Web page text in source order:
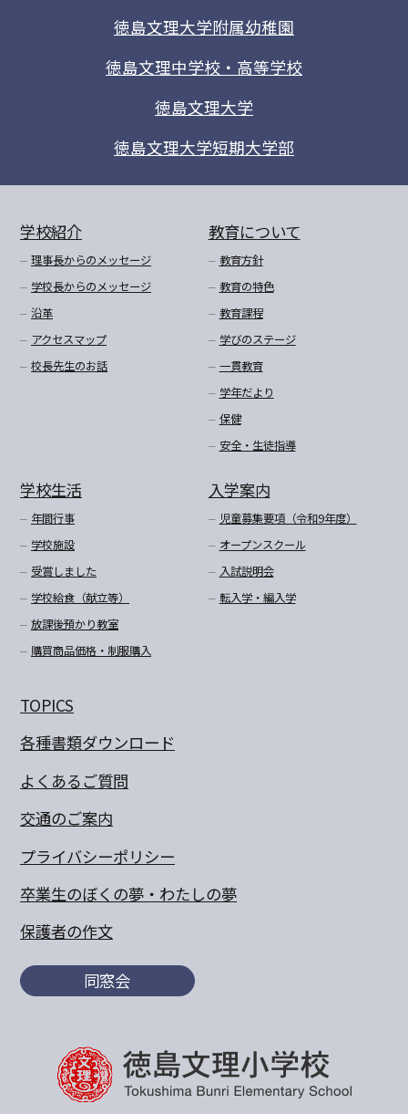
徳島文理大学附属幼稚園
徳島文理中学校・高等学校
徳島文理大学
徳島文理大学短期大学部
学校紹介
理事長からのメッセージ
学校長からのメッセージ
沿革
アクセスマップ
校長先生のお話
教育について
教育方針
教育の特色
教育課程
学びのステージ
一貫教育
学年だより
保健
安全・生徒指導
学校生活
年間行事
学校施設
受賞しました
学校給食（献立等）
放課後預かり教室
購買商品価格・制服購入
入学案内
児童募集要項（令和9年度）
オープンスクール
入試説明会
転入学・編入学
TOPICS
各種書類ダウンロード
よくあるご質問
交通のご案内
プライバシーポリシー
卒業生のぼくの夢・わたしの夢
保護者の作文
同窓会